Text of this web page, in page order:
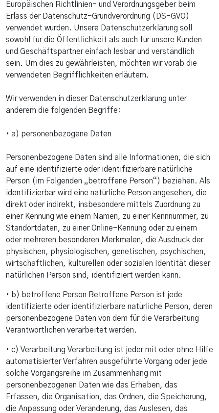
Europäischen Richtlinien- und Verordnungsgeber beim
Erlass der Datenschutz-Grundverordnung (DS-GVO)
verwendet wurden. Unsere Datenschutzerklärung soll
sowohl für die Öffentlichkeit als auch für unsere Kunden
und Geschäftspartner einfach lesbar und verständlich
sein. Um dies zu gewährleisten, möchten wir vorab die
verwendeten Begrifflichkeiten erläutern.
Wir verwenden in dieser Datenschutzerklärung unter
anderem die folgenden Begriffe:
• a) personenbezogene Daten
Personenbezogene Daten sind alle Informationen, die sich
auf eine identifizierte oder identifizierbare natürliche
Person (im Folgenden „betroffene Person“) beziehen. Als
identifizierbar wird eine natürliche Person angesehen, die
direkt oder indirekt, insbesondere mittels Zuordnung zu
einer Kennung wie einem Namen, zu einer Kennnummer, zu
Standortdaten, zu einer Online-Kennung oder zu einem
oder mehreren besonderen Merkmalen, die Ausdruck der
physischen, physiologischen, genetischen, psychischen,
wirtschaftlichen, kulturellen oder sozialen Identität dieser
natürlichen Person sind, identifiziert werden kann.
• b) betroffene Person Betroffene Person ist jede
identifizierte oder identifizierbare natürliche Person, deren
personenbezogene Daten von dem für die Verarbeitung
Verantwortlichen verarbeitet werden.
• c) Verarbeitung Verarbeitung ist jeder mit oder ohne Hilfe
automatisierter Verfahren ausgeführte Vorgang oder jede
solche Vorgangsreihe im Zusammenhang mit
personenbezogenen Daten wie das Erheben, das
Erfassen, die Organisation, das Ordnen, die Speicherung,
die Anpassung oder Veränderung, das Auslesen, das